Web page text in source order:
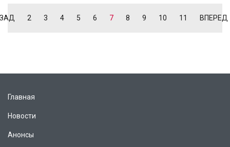
2 3 4 5 6 7 8 9 10 11 ВПЕРЕД
Главная
Новости
Анонсы